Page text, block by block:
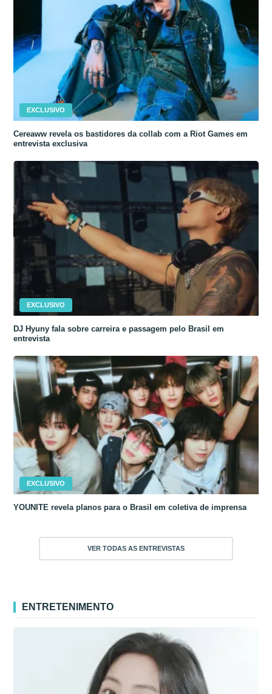
EXCLUSIVO
Cereaww revela os bastidores da collab com a Riot Games em
entrevista exclusiva
EXCLUSIVO
DJ Hyuny fala sobre carreira e passagem pelo Brasil em
entrevista
EXCLUSIVO
YOUNITE revela planos para o Brasil em coletiva de imprensa
VER TODAS AS ENTREVISTAS
ENTRETENIMENTO